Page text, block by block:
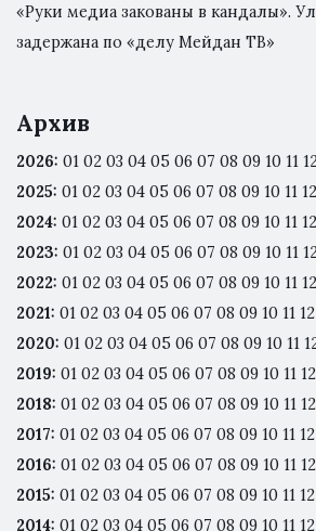
«Руки медиа закованы в кандалы».
задержана по «делу Мейдан ТВ»
Архив
2026: 01 02 03 04 05 06 07 08 09 10 11
2025: 01 02 03 04 05 06 07 08 09 10 11 12
2024: 01 02 03 04 05 06 07 08 09 10 11 12
2023: 01 02 03 04 05 06 07 08 09 10 11
2022: 01 02 03 04 05 06 07 08 09 10 11 12
2021: 01 02 03 04 05 06 07 08 09 10 11 12
2020: 01 02 03 04 05 06 07 08 09 10 11
2019: 01 02 03 04 05 06 07 08 09 10 11 12
2018: 01 02 03 04 05 06 07 08 09 10 11 12
2017: 01 02 03 04 05 06 07 08 09 10 11 12
2016: 01 02 03 04 05 06 07 08 09 10 11 12
2015: 01 02 03 04 05 06 07 08 09 10 11 12
2014: 01 02 03 04 05 06 07 08 09 10 11 12